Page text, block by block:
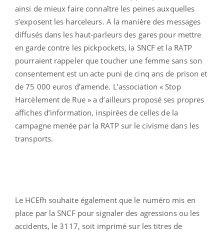
ainsi de mieux faire connaître les peines auxquelles
s’exposent les harceleurs. A la manière des messages
diffusés dans les haut-parleurs des gares pour mettre
en garde contre les pickpockets, la SNCF et la RATP
pourraient rappeler que toucher une femme sans son
consentement est un acte puni de cinq ans de prison et
de 75 000 euros d’amende. L’association « Stop
Harcèlement de Rue » a d’ailleurs proposé ses propres
affiches d’information, inspirées de celles de la
campagne menée par la RATP sur le civisme dans les
transports.
Le HCEfh souhaite également que le numéro mis en
place par la SNCF pour signaler des agressions ou les
accidents, le 3117, soit imprimé sur les titres de